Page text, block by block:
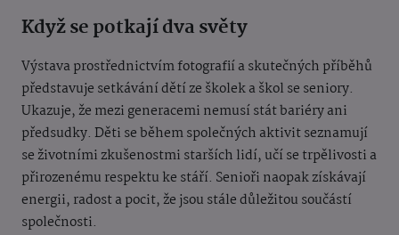
Když se potkají dva světy
Výstava prostřednictvím fotografií a skutečných příběhů
představuje setkávání dětí ze školek a škol se seniory.
Ukazuje, že mezi generacemi nemusí stát bariéry ani
předsudky. Děti se během společných aktivit seznamují
se životními zkušenostmi starších lidí, učí se trpělivosti a
přirozenému respektu ke stáří. Senioři naopak získávají
energii, radost a pocit, že jsou stále důležitou součástí
společnosti.